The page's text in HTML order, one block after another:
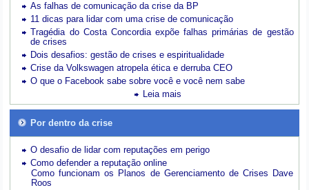
As falhas de comunicação da crise da BP
11 dicas para lidar com uma crise de comunicação
Tragédia do Costa Concordia expõe falhas primárias de gestão
de crises
Dois desafios: gestão de crises e espiritualidade
Crise da Volkswagen atropela ética e derruba CEO
O que o Facebook sabe sobre você e você nem sabe
Leia mais
Por dentro da crise
O desafio de lidar com reputações em perigo
Como defender a reputação online
Como funcionam os Planos de Gerenciamento de Crises Dave
Roos